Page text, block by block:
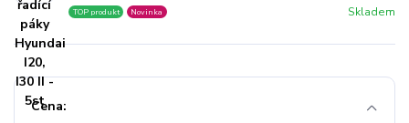
Skladem
TOP produkt Novinka
Cena: